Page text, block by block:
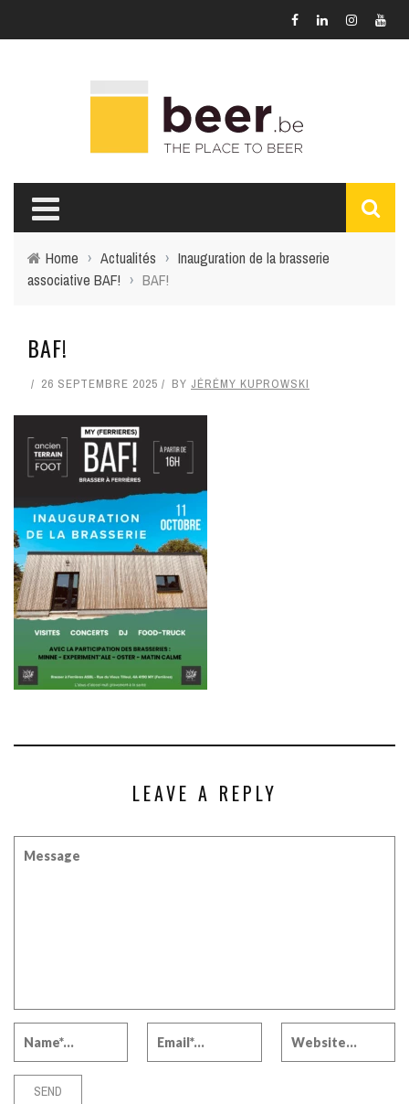
Home › Actualités › Inauguration de la brasserie
associative BAF! › BAF!
BAF!
26 SEPTEMBRE 2025 BY JÉRÉMY KUPROWSKI
LEAVE A REPLY